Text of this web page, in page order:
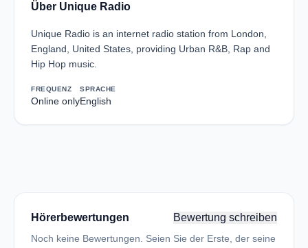
Über Unique Radio
Unique Radio is an internet radio station from London,
England, United States, providing Urban R&B, Rap and
Hip Hop music.
FREQUENZ
Online only
SPRACHE
English
Hörerbewertungen Bewertung schreiben
Noch keine Bewertungen. Seien Sie der Erste, der seine